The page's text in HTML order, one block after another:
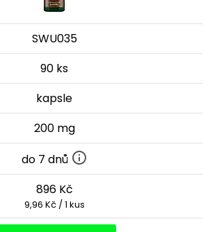
SWU035
90 ks
kapsle
200 mg
do 7 dnů
896 Kč
9,96 Kč / 1 kus